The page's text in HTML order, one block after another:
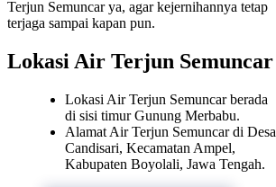
Terjun Semuncar ya, agar kejernihannya tetap
terjaga sampai kapan pun.
Lokasi Air Terjun Semuncar
Lokasi Air Terjun Semuncar berada
di sisi timur Gunung Merbabu.
Alamat Air Terjun Semuncar di Desa
Candisari, Kecamatan Ampel,
Kabupaten Boyolali, Jawa Tengah.